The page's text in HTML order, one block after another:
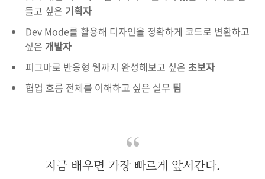
들고 싶은 기획자
Dev Mode를 활용해 디자인을 정확하게 코드로 변환하고
싶은 개발자
피그마로 반응형 웹까지 완성해보고 싶은 초보자
협업 흐름 전체를 이해하고 싶은 실무 팀
지금 배우면 가장 빠르게 앞서간다.